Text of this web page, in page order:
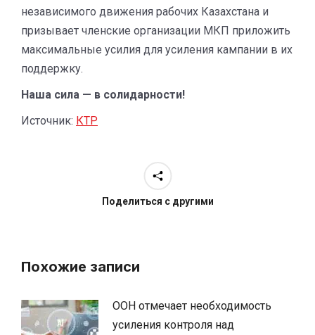
независимого движения рабочих Казахстана и
призывает членские организации МКП приложить
максимальные усилия для усиления кампании в их
поддержку.
Наша сила — в солидарности!
Источник: КТР
Поделиться с другими
Похожие записи
ООН отмечает необходимость
усиления контроля над